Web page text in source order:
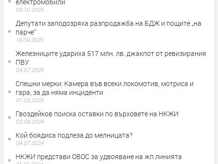
09.10.2025
Депутати заподозряха разпродажба на БДЖ и пощите „на
парче“
19.09.2025
Железниците удариха 517 млн. лв. джакпот от ревизирания
ПВУ
04.07.2025
Спешни мерки: Камера във всеки локомотив, мотриса и
гара, за да няма инциденти
07.03.2025
Гвоздейков поиска оставки по върховете на НКЖИ
02.08.2024
Кой боядиса подлеза до мелницата?
04.07.2024
НКЖИ представи ОВОС за удвояване на жп линията